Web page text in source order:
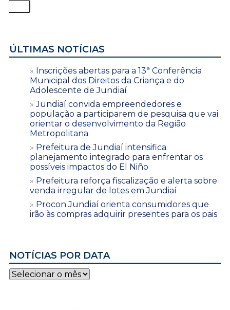
ÚLTIMAS NOTÍCIAS
Inscrições abertas para a 13ª Conferência
Municipal dos Direitos da Criança e do
Adolescente de Jundiaí
Jundiaí convida empreendedores e
população a participarem de pesquisa que vai
orientar o desenvolvimento da Região
Metropolitana
Prefeitura de Jundiaí intensifica
planejamento integrado para enfrentar os
possíveis impactos do El Niño
Prefeitura reforça fiscalização e alerta sobre
venda irregular de lotes em Jundiaí
Procon Jundiaí orienta consumidores que
irão às compras adquirir presentes para os pais
NOTÍCIAS POR DATA
Notícias
por